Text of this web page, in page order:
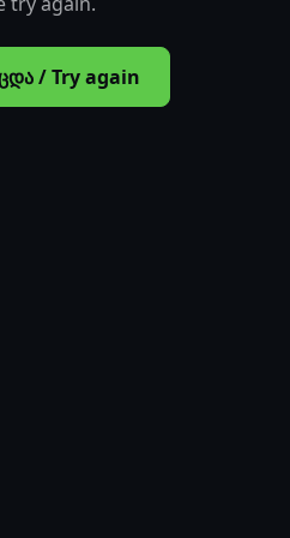
/ Try again